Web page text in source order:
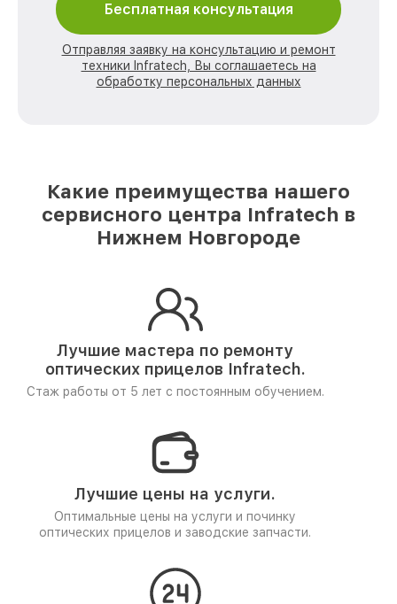
Бесплатная консультация
Отправляя заявку на консультацию и ремонт
техники Infratech, Вы соглашаетесь на
обработку персональных данных
Какие преимущества нашего
сервисного центра Infratech в
Нижнем Новгороде
Лучшие мастера по ремонту
оптических прицелов Infratech.
Стаж работы от 5 лет с постоянным обучением.
Лучшие цены на услуги.
Оптимальные цены на услуги и починку
оптических прицелов и заводские запчасти.